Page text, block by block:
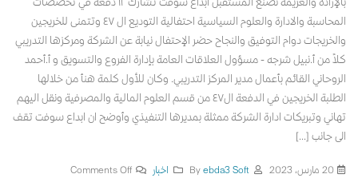
بالإرادة والعزيمة نصنع المستقبل ابداع سوفت تشارك ١٢ دفعة في تخصصات
المحاسبة والادارة والعلوم السياسية احتفالية التوديع ال ٤٧ وتتمنى للخريجين
والخريجات دوام التوفيق والنجاح حضر الإحتفال نيابة عن الشركة ومركزها التدريبي
كلاً من أ.نبيل شرجه - مسؤول العلاقات العامة بإدارة الفروع والتسويق و أ.أحمد
الروحاني القائم بأعمال مدير المركز التدريبي. وكان للأول كلمة هنأ من خلالها
الطلبة الخريجين في الدفعة ال٤٧ من قسم العلوم المالية والمصرفية ونقل اليهم
تهاني وتبريكات ادارة الشركة ممثلة بمديرها التنفيذي وأوضح ان ابداع سوفت تقف
الى جانب [...]
20 مارس، 2023 By
ebda3 Soft اخبار Comments Off